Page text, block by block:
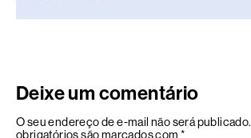
Deixe um comentário
O seu endereço de e-mail não será publicado.
obrigatórios são marcados com *